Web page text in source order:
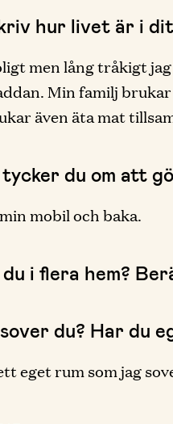
hur livet är i
men lång tråkigt
Min familj
även äta mat
du om att
mobil och baka.
i flera hem?
du? Har du
eget rum som jag